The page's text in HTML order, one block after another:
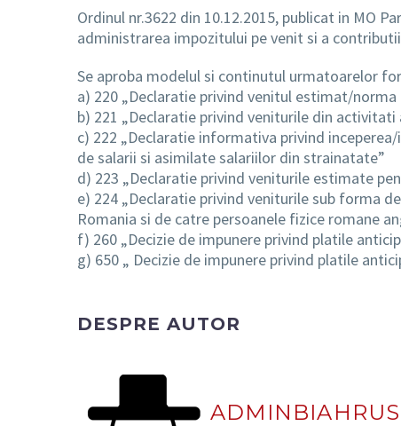
Ordinul nr.3622 din 10.12.2015, publicat in MO
administrarea impozitului pe venit si a
Se aproba modelul si continutul urmatoarelor
a) 220 „Declaratie privind venitul estimat/norma
b) 221 „Declaratie privind veniturile din
c) 222 „Declaratie informativa privind
de salarii si asimilate salariilor din strainatate”
d) 223 „Declaratie privind veniturile estimate
e) 224 „Declaratie privind veniturile sub forma
Romania si de catre persoanele fizice romane
f) 260 „Decizie de impunere privind platile
g) 650 „ Decizie de impunere privind platile
DESPRE AUTOR